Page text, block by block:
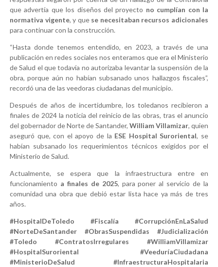
que advertía que los diseños del proyecto no cumplían con la
normativa vigente, y que se necesitaban recursos adicionales
para continuar con la construcción.
“Hasta donde tenemos entendido, en 2023, a través de una
publicación en redes sociales nos enteramos que era el Ministerio
de Salud el que todavía no autorizaba levantar la suspensión de la
obra, porque aún no habían subsanado unos hallazgos fiscales”,
recordó una de las veedoras ciudadanas del municipio.
Después de años de incertidumbre, los toledanos recibieron a
finales de 2024 la noticia del reinicio de las obras, tras el anuncio
del gobernador de Norte de Santander, William Villamizar, quien
aseguró que, con el apoyo de la ESE Hospital Suroriental, se
habían subsanado los requerimientos técnicos exigidos por el
Ministerio de Salud.
Actualmente, se espera que la infraestructura entre en
funcionamiento a finales de 2025, para poner al servicio de la
comunidad una obra que debió estar lista hace ya más de tres
años.
#HospitalDeToledo #Fiscalía #CorrupciónEnLaSalud
#NorteDeSantander #ObrasSuspendidas #Judicialización
#Toledo #ContratosIrregulares #WilliamVillamizar
#HospitalSuroriental #VeeduríaCiudadana
#MinisterioDeSalud #InfraestructuraHospitalaria